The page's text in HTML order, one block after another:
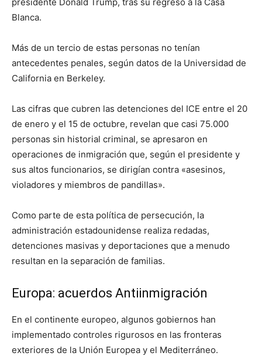
Blanca.
Más de un tercio de estas personas no tenían
antecedentes penales, según datos de la Universidad de
California en Berkeley.
Las cifras que cubren las detenciones del ICE entre el 20
de enero y el 15 de octubre, revelan que casi 75.000
personas sin historial criminal, se apresaron en
operaciones de inmigración que, según el presidente y
sus altos funcionarios, se dirigían contra «asesinos,
violadores y miembros de pandillas».
Como parte de esta política de persecución, la
administración estadounidense realiza redadas,
detenciones masivas y deportaciones que a menudo
resultan en la separación de familias.
Europa: acuerdos Antiinmigración
En el continente europeo, algunos gobiernos han
implementado controles rigurosos en las fronteras
exteriores de la Unión Europea y el Mediterráneo.